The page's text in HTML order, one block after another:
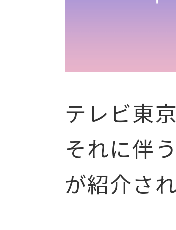
テレビ東
それに伴
が紹介さ